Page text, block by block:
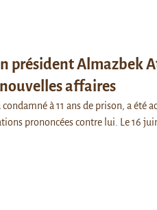
président Almazbek
affaires
à 11 ans de prison, a été
prononcées contre lui. Le 16